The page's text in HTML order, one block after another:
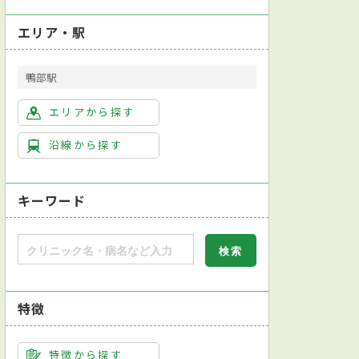
エリア・駅
鴨部駅
エリアから探す
沿線から探す
キーワード
特徴
特徴から探す